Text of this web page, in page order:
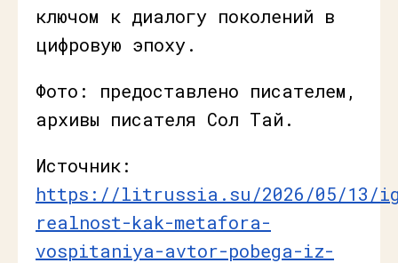
ключом к диалогу поколений в
цифровую эпоху.
Фото: предоставлено писателем,
архивы писателя Сол Тай.
Источник:
https://litrussia.su/2026/05/13/
realnost-kak-metafora-
vospitaniya-avtor-pobega-iz-